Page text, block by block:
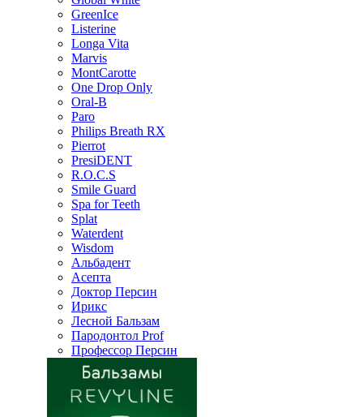
GreenIce
Listerine
Longa Vita
Marvis
MontCarotte
One Drop Only
Oral-B
Paro
Philips Breath RX
Pierrot
PresiDENT
R.O.C.S
Smile Guard
Spa for Teeth
Splat
Waterdent
Wisdom
Альбадент
Асепта
Доктор Персин
Ирикс
Лесной Бальзам
Пародонтол Prof
Профессор Персин